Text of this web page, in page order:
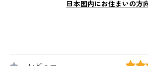
日本国内にお住まいの方